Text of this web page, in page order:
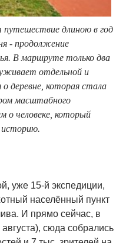
путешествие длиною в год
- продолжение
В маршруте только два
отдельной и
о деревне, которая стала
масштабного
о человеке, который
историю.
уже 15-й экспедиции,
населённый пункт
И прямо сейчас, в
сюда собрались